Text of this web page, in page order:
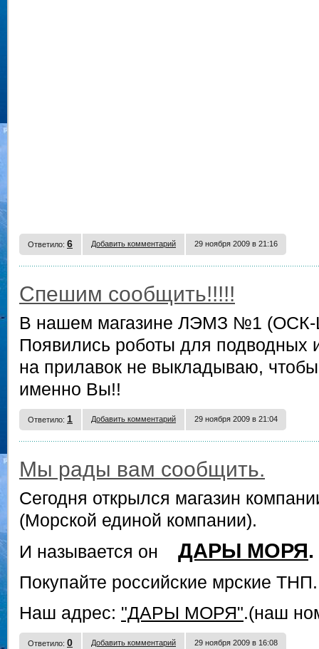
Ответило: 6 Добавить комментарий 29 ноября 2009 в 21:16
Спешим сообщить!!!!!
В нашем магазине ЛЭМЗ №1 (ОСК-
Появились роботы для подводных
на прилавок не выкладываю, чтобы
именно Вы!!
Ответило: 1 Добавить комментарий 29 ноября 2009 в 21:04
Мы рады вам сообщить.
Сегодня открылся магазин
(Морской единой компании).
И называется он ДАРЫ МОРЯ
Покупайте российские мрские ТНП.
Наш адрес: "ДАРЫ МОРЯ".(наш
Ответило: 0 Добавить комментарий 29 ноября 2009 в 16:08